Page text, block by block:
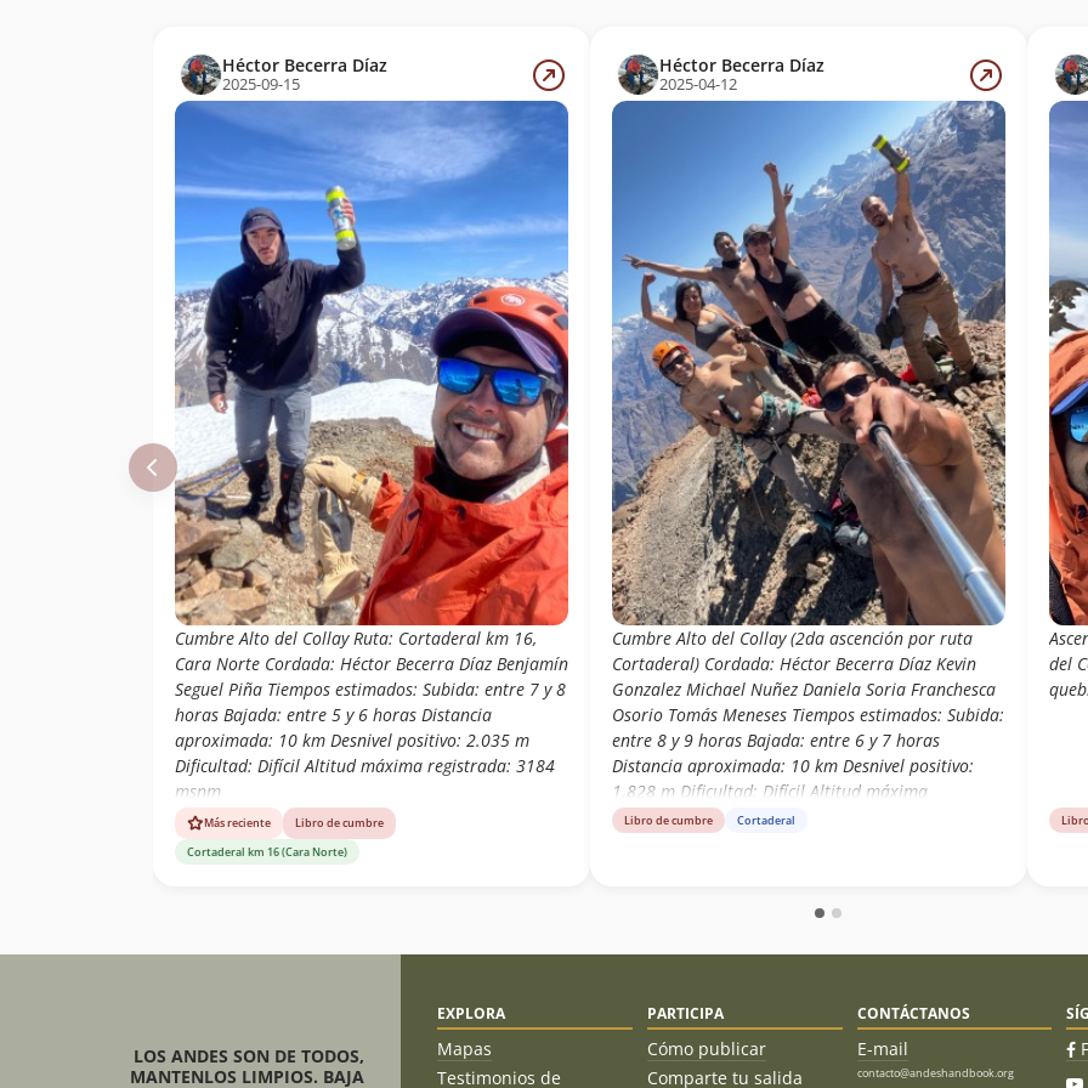
Héctor Becerra Díaz
2025-09-15
Cumbre Alto del Collay Ruta: Cortaderal km 16,
Cara Norte Cordada: Héctor Becerra Díaz Benjamín
Seguel Piña Tiempos estimados: Subida: entre 7 y 8
horas Bajada: entre 5 y 6 horas Distancia
aproximada: 10 km Desnivel positivo: 2.035 m
Dificultad: Difícil Altitud máxima registrada: 3184
msnm
Más reciente
Libro de cumbre
Cortaderal km 16 (Cara Norte)
Héctor Becerra Díaz
2025-04-12
Cumbre Alto del Collay (2da ascención por ruta
Cortaderal) Cordada: Héctor Becerra Díaz Kevin
Gonzalez Michael Nuñez Daniela Soria Franchesca
Osorio Tomás Meneses Tiempos estimados: Subida:
entre 8 y 9 horas Bajada: entre 6 y 7 horas
Distancia aproximada: 10 km Desnivel positivo:
1.828 m Dificultad: Difícil Altitud máxima
registrada: 3184 msnm
Libro de cumbre Cortaderal
del
LOS ANDES SON DE TODOS,
MANTENLOS LIMPIOS. BAJA
EXPLORA
Mapas
Testimonios de
PARTICIPA
Cómo publicar
Comparte tu salida
CONTÁCTANOS
E-mail
contacto@andeshandbook.org